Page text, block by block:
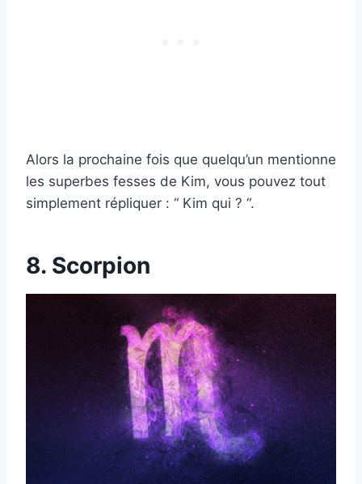
Alors la prochaine fois que quelqu’un mentionne
les superbes fesses de Kim, vous pouvez tout
simplement répliquer : “ Kim qui ? “.
8. Scorpion